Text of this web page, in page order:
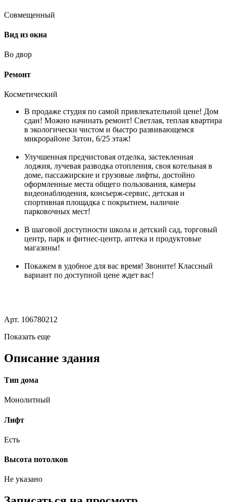
Совмещенный
Вид из окна
Во двор
Ремонт
Косметический
В продаже студия по самой привлекательной цене! Дом
сдан! Можно начинать ремонт! Светлая, теплая квартира
в экологически чистом и быстро развивающемся
микрорайоне Затон, 6/25 этаж!
Улучшенная предчистовая отделка, застекленная
лоджия, лучевая разводка отопления, своя котельная в
доме, пассажирские и грузовые лифты, достойно
оформленные места общего пользования, камеры
видеонаблюдения, консьерж-сервис, детская и
спортивная площадка с покрытием, наличие
парковочных мест!
В шаговой доступности школа и детский сад, торговый
центр, парк и фитнес-центр, аптека и продуктовые
магазины!
Покажем в удобное для вас время! Звоните! Классный
вариант по доступной цене ждет вас!
Арт. 106780212
Показать еще
Описание здания
Тип дома
Монолитный
Лифт
Есть
Высота потолков
Не указано